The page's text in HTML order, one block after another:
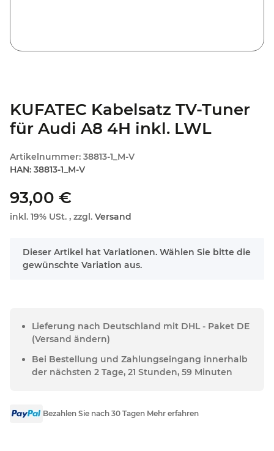
KUFATEC Kabelsatz TV-Tuner
für Audi A8 4H inkl. LWL
Artikelnummer: 38813-1_M-V
HAN: 38813-1_M-V
93,00 €
inkl. 19% USt. , zzgl. Versand
x
Dieser Artikel hat Variationen. Wählen Sie bitte die
gewünschte Variation aus.
Lieferung nach Deutschland mit DHL - Paket DE
(Versand ändern)
Bei Bestellung und Zahlungseingang innerhalb
der nächsten 2 Tage, 21 Stunden, 59 Minuten
Bezahlen Sie nach 30 Tagen Mehr erfahren